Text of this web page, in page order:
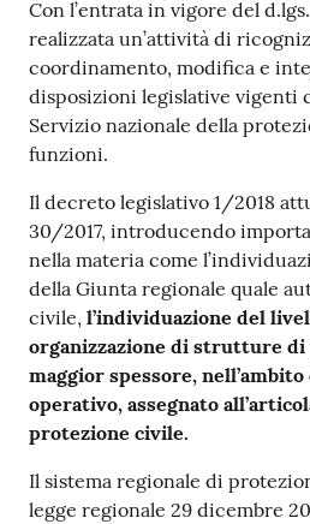
Con l’entrata in vigore del
realizzata un’attività di
coordinamento, modifica e
disposizioni legislative vigenti
Servizio nazionale della
funzioni.
Il decreto legislativo 1/2018
30/2017, introducendo
nella materia come
della Giunta regionale quale
civile, l’individuazione del
organizzazione di strutture di
maggior spessore,
operativo, assegnato
protezione civile.
Il sistema regionale di
legge regionale 29 dicembre